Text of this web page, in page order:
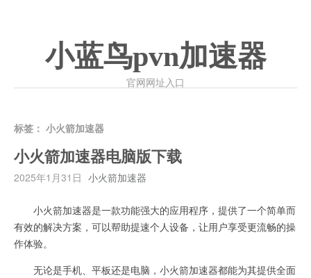
小蓝鸟pvn加速器
官网网址入口
标签： 小火箭加速器
小火箭加速器电脑版下载
2025年1月31日 小火箭加速器
小火箭加速器是一款功能强大的应用程序，提供了一个简单而
有效的解决方案，可以帮助提速个人设备，让用户享受更流畅的操
作体验。
无论是手机、平板还是电脑，小火箭加速器都能为其提供全面